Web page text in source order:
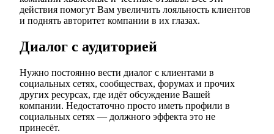
действия помогут Вам увеличить лояльность клиентов
и поднять авторитет компании в их глазах.
Диалог с аудиторией
Нужно постоянно вести диалог с клиентами в
социальных сетях, сообществах, форумах и прочих
других ресурсах, где идёт обсуждение Вашей
компании. Недостаточно просто иметь профили в
социальных сетях — должного эффекта это не
принесёт.